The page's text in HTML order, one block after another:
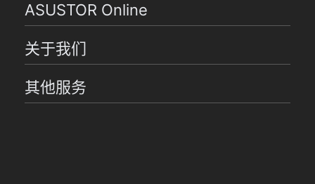
ASUSTOR Online
关于我们
其他服务